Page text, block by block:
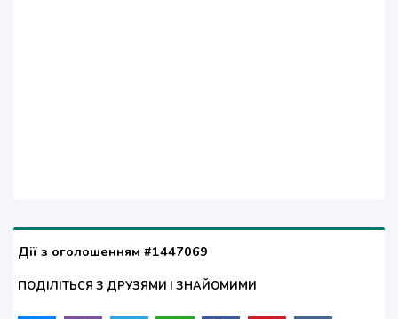
Дії з оголошенням #1447069
ПОДІЛІТЬСЯ З ДРУЗЯМИ І ЗНАЙОМИМИ